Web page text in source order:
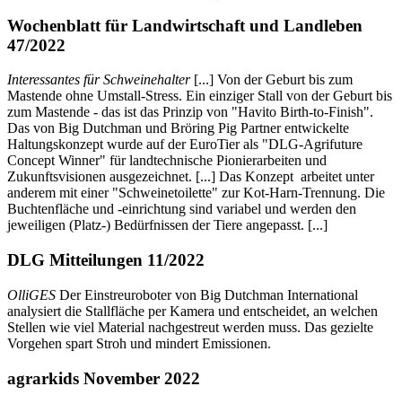
Wochenblatt für Landwirtschaft und Landleben
47/2022
Interessantes für Schweinehalter[...] Von der Geburt bis zum
Mastende ohne Umstall-Stress. Ein einziger Stall von der Geburt bis
zum Mastende - das ist das Prinzip von "Havito Birth-to-Finish".
Das von Big Dutchman und Bröring Pig Partner entwickelte
Haltungskonzept wurde auf der EuroTier als "DLG-Agrifuture
Concept Winner" für landtechnische Pionierarbeiten und
Zukunftsvisionen ausgezeichnet. [...] Das Konzept arbeitet unter
anderem mit einer "Schweinetoilette" zur Kot-Harn-Trennung. Die
Buchtenfläche und -einrichtung sind variabel und werden den
jeweiligen (Platz-) Bedürfnissen der Tiere angepasst. [...]
DLG Mitteilungen 11/2022
OlliGES Der Einstreuroboter von Big Dutchman International
analysiert die Stallfläche per Kamera und entscheidet, an welchen
Stellen wie viel Material nachgestreut werden muss. Das gezielte
Vorgehen spart Stroh und mindert Emissionen.
agrarkids November 2022